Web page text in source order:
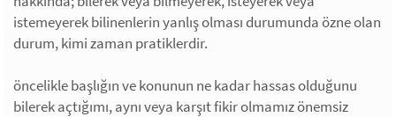
istemeyerek bilinenlerin yanlış olması durumunda özne olan
durum, kimi zaman pratiklerdir.
öncelikle başlığın ve konunun ne kadar hassas olduğunu
bilerek açtığımı, aynı veya karşıt fikir olmamız önemsiz